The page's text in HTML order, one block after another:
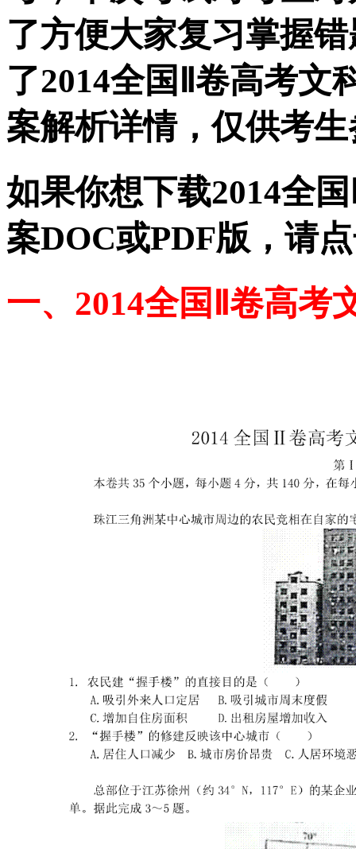
了方便大家复习掌握
了2014全国Ⅱ卷高考文
案解析详情，仅供考
如果你想下载2014全
案DOC或PDF版，请
一、2014全国Ⅱ卷高考